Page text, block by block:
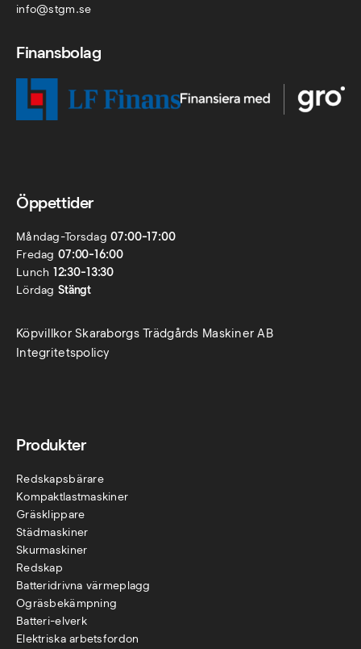
info@stgm.se
Finansbolag
Öppettider
Måndag-Torsdag07:00-17:00
Fredag 07:00-16:00
Lunch 12:30-13:30
Lördag Stängt
Köpvillkor Skaraborgs Trädgårds Maskiner AB
Integritetspolicy
Produkter
Redskapsbärare
Kompaktlastmaskiner
Gräsklippare
Städmaskiner
Skurmaskiner
Redskap
Batteridrivna värmeplagg
Ogräsbekämpning
Batteri-elverk
Elektriska arbetsfordon